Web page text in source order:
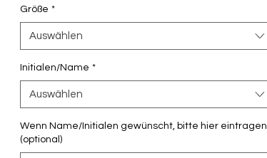
Größe *
Auswählen
Initialen/Name *
Auswählen
Wenn Name/Initialen gewünscht, bitte hier eintragen
(optional)